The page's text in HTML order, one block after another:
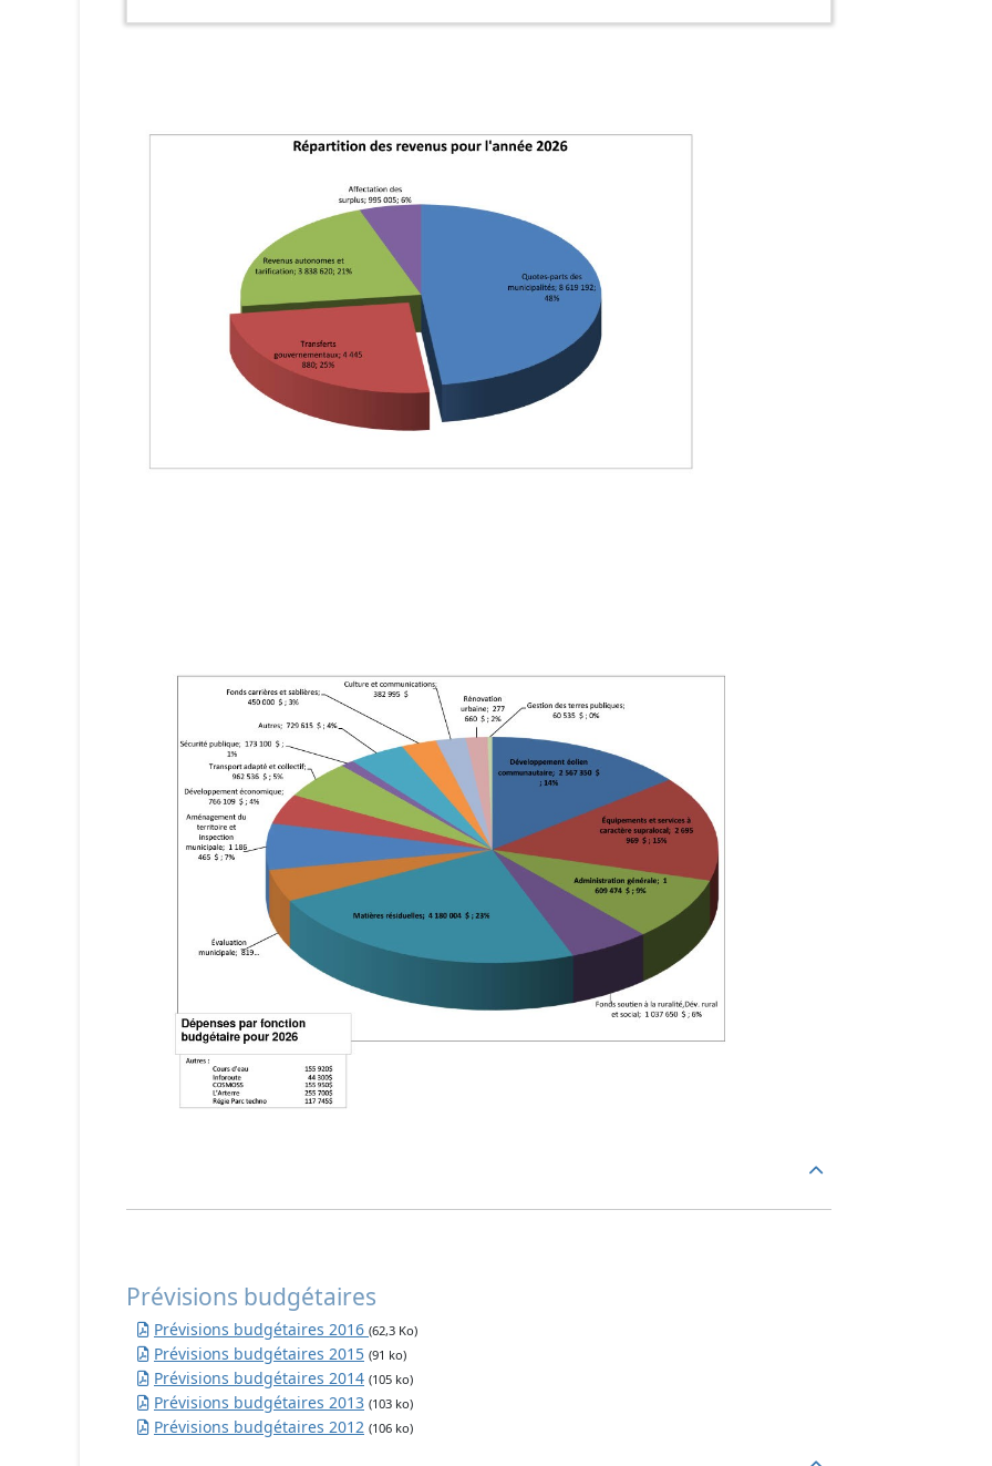
Prévisions budgétaires
Prévisions budgétaires 2016 (62,3 Ko)
Prévisions budgétaires 2015 (91 ko)
Prévisions budgétaires 2014 (105 ko)
Prévisions budgétaires 2013 (103 ko)
Prévisions budgétaires 2012 (106 ko)